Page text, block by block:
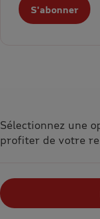
S'abonner
Sélectionnez une
profiter de votre